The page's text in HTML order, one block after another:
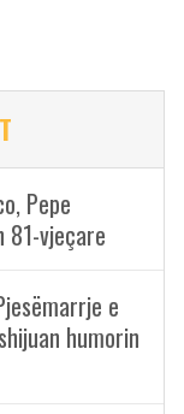
Pepe
81-vjeçare
e
humorin